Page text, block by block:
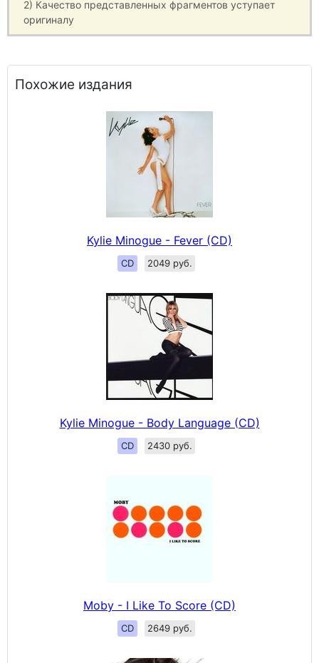
2) Качество представленных фрагментов уступает
оригиналу
Похожие издания
Kylie Minogue - Fever (CD)
CD 2049 руб.
Kylie Minogue - Body Language (CD)
CD 2430 руб.
Moby - I Like To Score (CD)
CD 2649 руб.